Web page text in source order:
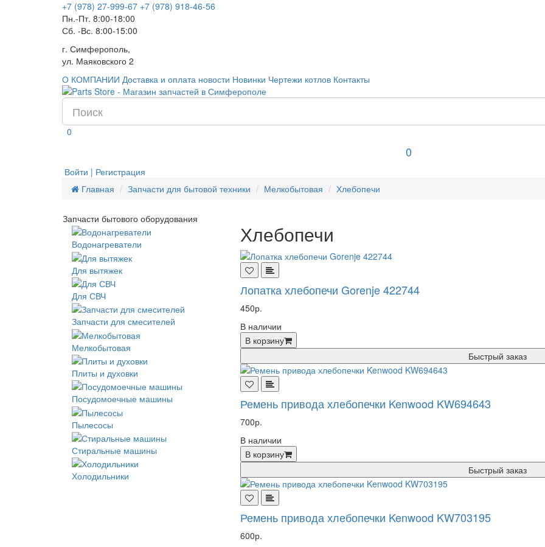
+7 (978) 27-999-67 +7 (978) 918-46-56
Пн.-Пт. 8:00-18:00
Сб. -Вс. 8:00-15:00
г. Симферополь,
ул. Маяковского 2
О КОМПАНИИ Доставка и оплата новости Новинки Чертежи котлов Контакты
0
0
Войти | Регистрация
Главная
Запчасти для бытовой техники Мелкобытовая Хлебопечи
Запчасти бытового оборудования
Водонагреватели
Для вытяжек
Для СВЧ
Запчасти для смесителей
Мелкобытовая
Плиты и духовки
Посудомоечные машины
Пылесосы
Стиральные машины
Холодильники
Хлебопечи
Лопатка хлебопечи Gorenje 422744
450р.
В наличии
В корзину
Быстрый заказ
Ремень привода хлебопечки Kenwood KW694643
700р.
В наличии
В корзину
Быстрый заказ
Ремень привода хлебопечки Kenwood KW703195
600р.